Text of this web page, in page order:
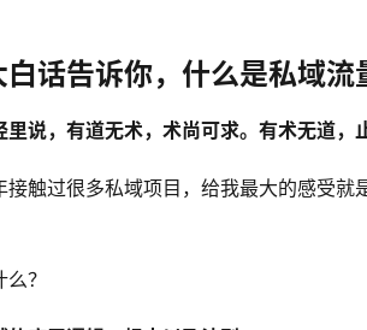
白话告诉你，什么是私域流
里说，有道无术，术尚可求。有术无道，
接触过很多私域项目，给我最大的感受就
？